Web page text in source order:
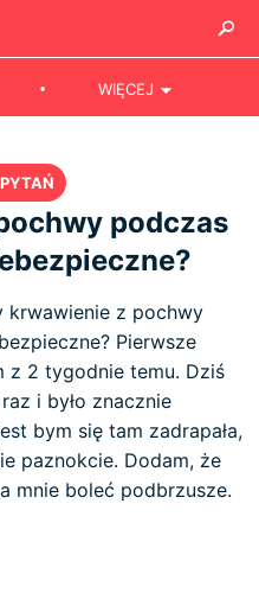
WIĘCEJ
podczas
krwawienie z pochwy
Pierwsze
z 2 tygodnie temu. Dziś
i było znacznie
bym się tam zadrapała,
paznokcie. Dodam, że
mnie boleć podbrzusze.